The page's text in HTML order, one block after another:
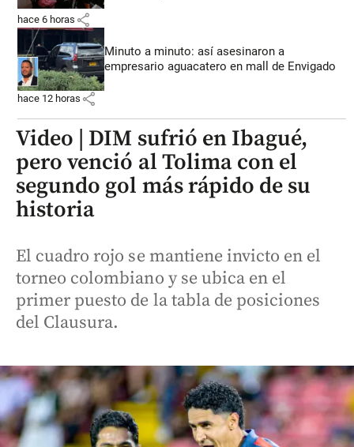
hace 6 horas share
Minuto a minuto: así asesinaron a
empresario aguacatero en mall de Envigado
hace 12 horas share
Video | DIM sufrió en Ibagué,
pero venció al Tolima con el
segundo gol más rápido de su
historia
El cuadro rojo se mantiene invicto en el
torneo colombiano y se ubica en el
primer puesto de la tabla de posiciones
del Clausura.